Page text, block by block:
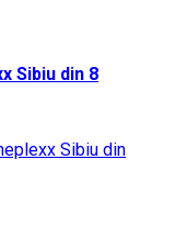
Sibiu din 8